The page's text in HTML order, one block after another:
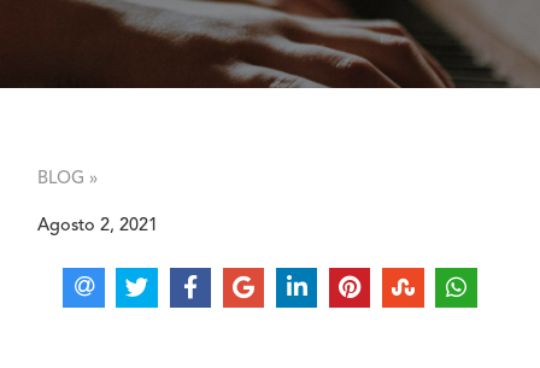
BLOG »
Agosto 2, 2021